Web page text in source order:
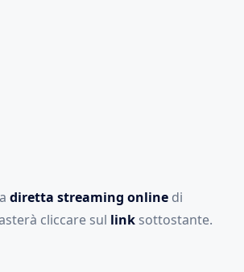
diretta streaming online di
cliccare sul link sottostante.